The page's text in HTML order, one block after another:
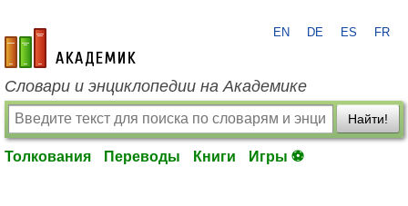
academic.ru
EN DE ES FR
Словари и энциклопедии на Академике
Найти!
Толкования Переводы Книги Игры ⚽